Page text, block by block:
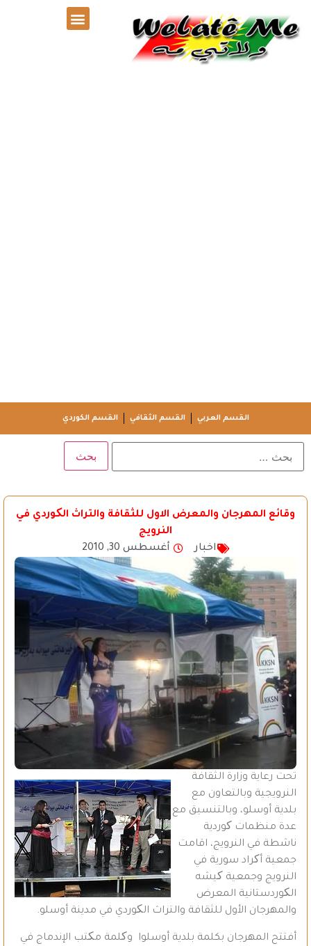
القسم العربي القسم الثقافي القسم الكوردي
وقائع المهرجان والمعرض الاول للثقافة والتراث الکوردي في
النرويج
اخبار
أغسطس 30, 2010
تحت رعاية وزارة الثقافة
النرويجية وبالتعاون مع
بلدية أوسلو، وبالتنسيق مع
عدة منظمات کوردية
ناشطة في النرويج، اقامت
جمعية أکراد سورية في
النرويج وجمعية کيشه
الکوردستانية المعرض
والمهرجان الأول للثقافة والتراث الکوردي في مدينة أوسلو.
أفتتح المهرجان بكلمة بلدية أوسلوا وکلمة مکتب الإندماج في